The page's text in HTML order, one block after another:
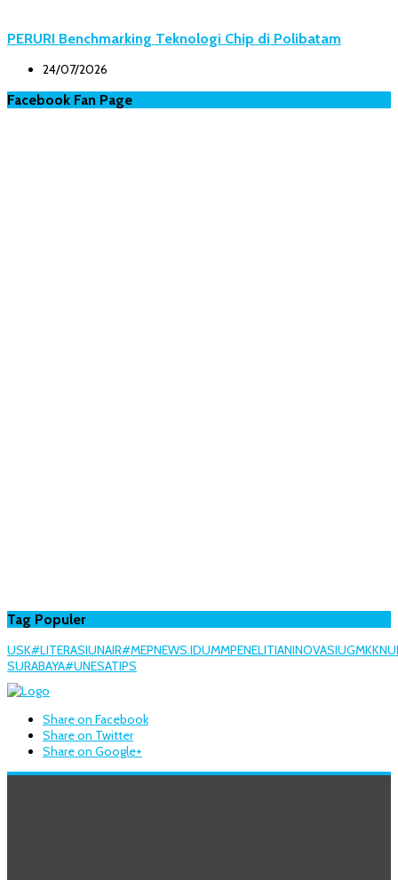
PERURI Benchmarking Teknologi Chip di Polibatam
24/07/2026
Facebook Fan Page
Tag Populer
USK#LITERASIUNAIR#MEPNEWS.IDUMMPENELITIANINOVASIUGMKKN
SURABAYA#UNESATIPS
Share on Facebook
Share on Twitter
Share on Google+